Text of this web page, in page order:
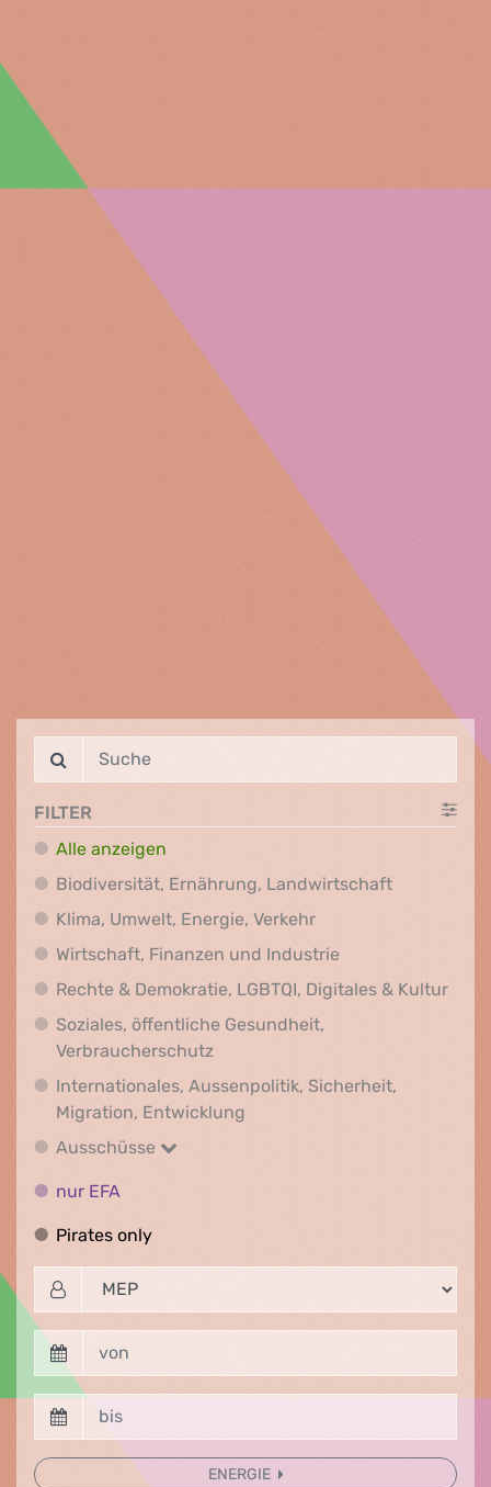
FILTER
Alle anzeigen
Biodiversität, Ernährung, Landwirtschaft
Klima, Umwelt, Energie, VerkehrKlima, Umwelt,
Wirtschaft, Finanzen und Industrie
Rechte & Demokratie, LGBTQI, Digitales & Kultur
Soziales, öffentliche Gesundheit,
Verbraucherschutz
Internationales, Aussenpolitik, Sicherheit,
Migration, Entwicklung
Ausschüsse
Ausschüsse
nur EFA
Pirates onlyPirates only
ENERGIE